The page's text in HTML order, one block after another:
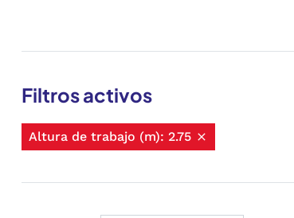
Escaleras de aluminio
Escaleras transformables dobles de aluminio
Escaleras doble extensión de aluminio a
Escaleras de aluminio con arco de seguridad
Filtros activos
Altura de trabajo (m): 2.75 